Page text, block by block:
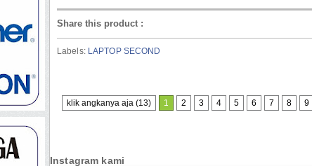
Share this product :
Labels: LAPTOP SECOND
klik angkanya aja (13) 1 2 3 4 5 6 7 8 9
Instagram kami